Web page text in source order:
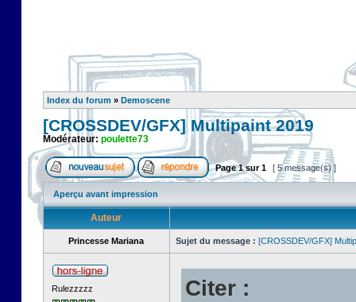
Index du forum » Demoscene
[CROSSDEV/GFX] Multipaint 2019
Modérateur: poulette73
Page1sur1 [ 5 message(s) ]
Aperçu avant impression
Auteur
Princesse Mariana Sujet du message : [CROSSDEV/GFX]
Rulezzzzz Citer :